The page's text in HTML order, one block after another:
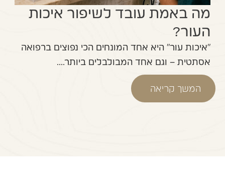
מה באמת עובד לשיפור איכות
העור?
"איכות עור" היא אחד המונחים הכי נפוצים ברפואה
אסתטית – וגם אחד המבולבלים ביותר....
המשך קריאה